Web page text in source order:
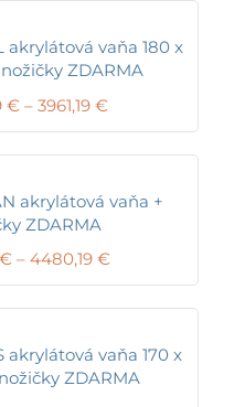
akrylátová vaňa 180 x
ZDARMA
€ – 3961,19 €Price
range:
432,19 €
3961,19 €
akrylátová vaňa +
ZDARMA
€ – 4480,19 €
range:
310,19 €
4480,19 €
akrylátová vaňa 170 x
ZDARMA